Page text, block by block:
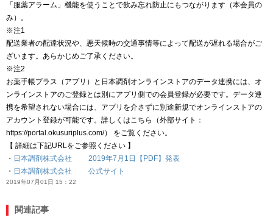
「服薬アラーム」機能を使うことで飲み忘れ防止にもつながります（本会員の
み）。
※注1
配送業者の配達状況や、悪天候時の交通事情等によって配送が遅れる場合がご
ざいます。あらかじめご了承ください。
※注2
お薬手帳プラス（アプリ）と日本調剤オンラインストアのデータ連携には、オ
ンラインストアのご登録とは別にアプリ側での会員登録が必要です。データ連
携を希望されない場合には、アプリを介さずに別途新規でオンラインストアの
アカウント登録が可能です。詳しくはこちら（外部サイト：
https://portal.okusuriplus.com/） をご覧ください。
【 詳細は下記URLをご参照ください 】
・ 日本調剤株式会社 2019年7月1日【PDF】発表
・ 日本調剤株式会社 公式サイト
2019年07月01日 15：22
関連記事